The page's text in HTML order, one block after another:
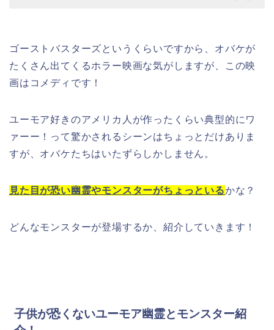
ゴーストバスターズというくらいですから、オバケが
たくさん出てくるホラー映画な気がしますが、この映
画はコメディです！
ユーモア好きのアメリカ人が作ったくらい典型的にワ
ァーー！って驚かされるシーンはちょっとだけありま
すが、オバケたちはいたずらしかしません。
見た目が恐い幽霊やモンスターがちょっといるかな？
どんなモンスターが登場するか、紹介していきます！
子供が恐くないユーモア幽霊とモンスター紹